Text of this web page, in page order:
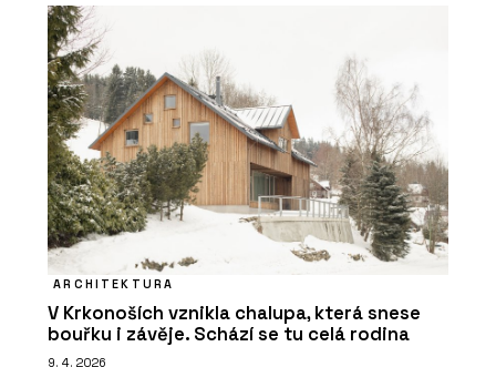
ARCHITEKTURA
V Krkonoších vznikla chalupa, která snese
bouřku i závěje. Schází se tu celá rodina
9. 4. 2026